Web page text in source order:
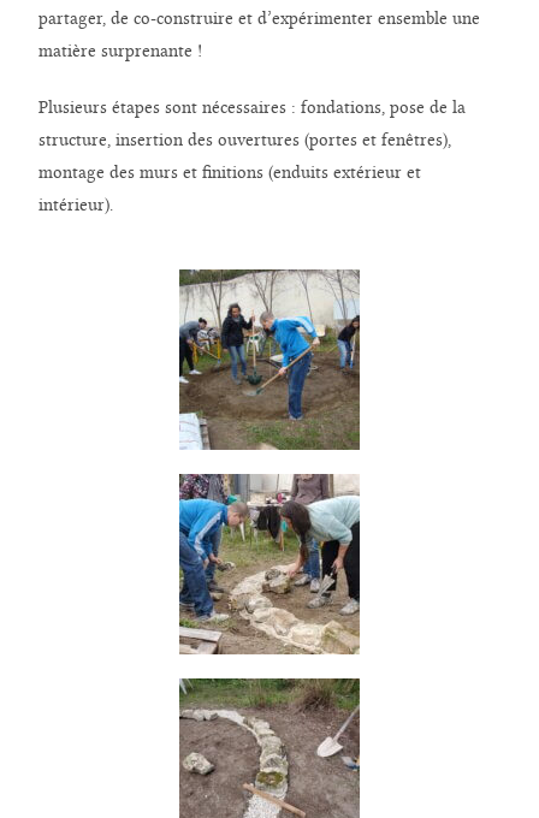
partager, de co-construire et d’expérimenter ensemble une
matière surprenante !
Plusieurs étapes sont nécessaires : fondations, pose de la
structure, insertion des ouvertures (portes et fenêtres),
montage des murs et finitions (enduits extérieur et
intérieur).